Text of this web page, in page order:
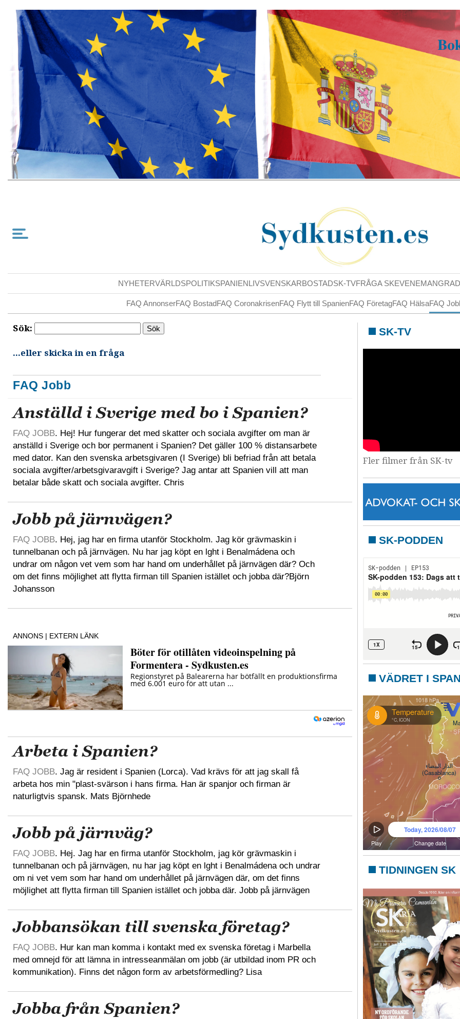
NYHETERVÄRLDSPOLITIKSPANIENLIVSVENSKARBOSTADSK-TVFRÅGA SKEVENEMANG
FAQ AnnonserFAQ BostadFAQ CoronakrisenFAQ Flytt till SpanienFAQ FöretagFAQ HälsaFAQ
Sök:
...eller skicka in en fråga
FAQ Jobb
Anställd i Sverige med bo i Spanien?
FAQ JOBB. Hej! Hur fungerar det med skatter och sociala avgifter om man är
anställd i Sverige och bor permanent i Spanien? Det gäller 100 % distansarbete
med dator. Kan den svenska arbetsgivaren (I Sverige) bli befriad från att betala
sociala avgifter/arbetsgivaravgift i Sverige? Jag antar att Spanien vill att man
betalar både skatt och sociala avgifter. Chris
Jobb på järnvägen?
FAQ JOBB. Hej, jag har en firma utanför Stockholm. Jag kör grävmaskin i
tunnelbanan och på järnvägen. Nu har jag köpt en lght i Benalmádena och
undrar om någon vet vem som har hand om underhållet på järnvägen där? Och
om det finns möjlighet att flytta firman till Spanien istället och jobba där?Björn
Johansson
Arbeta i Spanien?
FAQ JOBB. Jag är resident i Spanien (Lorca). Vad krävs för att jag skall få
arbeta hos min "plast-svärson i hans firma. Han är spanjor och firman är
naturligtvis spansk. Mats Björnhede
Jobb på järnväg?
FAQ JOBB. Hej. Jag har en firma utanför Stockholm, jag kör grävmaskin i
tunnelbanan och på järnvägen, nu har jag köpt en lght i Benalmádena och undrar
om ni vet vem som har hand om underhållet på järnvägen där, om det finns
möjlighet att flytta firman till Spanien istället och jobba där. Jobb på järnvägen
Jobbansökan till svenska företag?
FAQ JOBB. Hur kan man komma i kontakt med ex svenska företag i Marbella
med omnejd för att lämna in intresseanmälan om jobb (är utbildad inom PR och
kommunikation). Finns det någon form av arbetsförmedling? Lisa
Jobba från Spanien?
SK-TV
Fler filmer från SK-tv
SK-PODDEN
VÄDRET I
TIDNINGEN SK